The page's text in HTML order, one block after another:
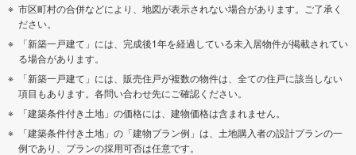
市区町村の合併などにより、地図が表示されない場合があります。ご了承く
ださい。
「新築一戸建て」には、完成後1年を経過している未入居物件が掲載されてい
る場合があります。
「新築一戸建て」には、販売住戸が複数の物件は、全ての住戸に該当しない
項目もあります。各問い合わせ先にご確認ください。
「建築条件付き土地」の価格には、建物価格は含まれません。
「建築条件付き土地」の「建物プラン例」は、土地購入者の設計プランの一
例であり、プランの採用可否は任意です。